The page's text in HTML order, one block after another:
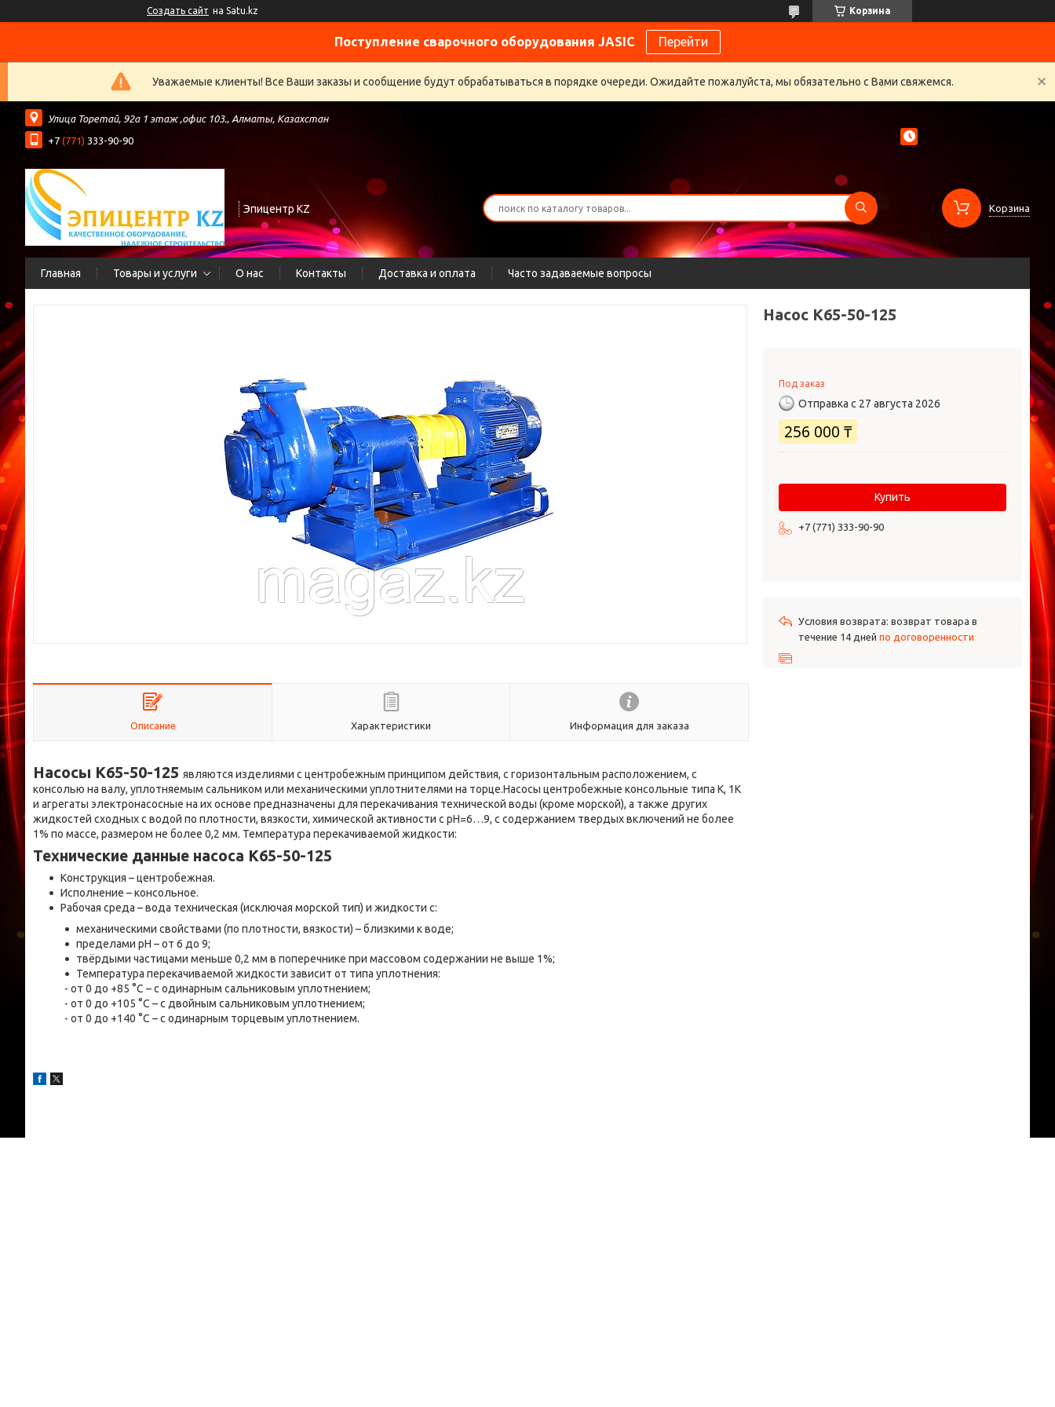
Создать сайт на Satu.kz Корзина
Поступление сварочного оборудования JASIC Перейти
Уважаемые клиенты! Все Ваши заказы и сообщение будут обрабатываться в порядке очереди. Ожидайте пожалуйста, мы обязательно с Вами свяжемся.
​Улица Торетай, 92а​ 1 этаж ,офис 103., Алматы, Казахстан
+7 (771) 333-90-90
Эпицентр KZ Корзина
Главная Товары и услуги О нас Контакты Доставка и оплата Часто задаваемые вопросы
Описание Характеристики Информация для заказа
Насосы К65-50-125 являются изделиями с центробежным принципом действия, с горизонтальным расположением, с
консолью на валу, уплотняемым сальником или механическими уплотнителями на торце.Насосы центробежные консольные типа К, 1К
и агрегаты электронасосные на их основе предназначены для перекачивания технической воды (кроме морской), а также других
жидкостей сходных с водой по плотности, вязкости, химической активности с рН=6…9, с содержанием твердых включений не более
1% по массе, размером не более 0,2 мм. Температура перекачиваемой жидкости:
Технические данные насоса К65-50-125
Конструкция – центробежная.
Исполнение – консольное.
Рабочая среда – вода техническая (исключая морской тип) и жидкости с:
механическими свойствами (по плотности, вязкости) – близкими к воде;
пределами рН – от 6 до 9;
твёрдыми частицами меньше 0,2 мм в поперечнике при массовом содержании не выше 1%;
Температура перекачиваемой жидкости зависит от типа уплотнения:
- от 0 до +85 °С – с одинарным сальниковым уплотнением;
- от 0 до +105 °С – с двойным сальниковым уплотнением;
- от 0 до +140 °С – с одинарным торцевым уплотнением.
Насос К65-50-125
Под заказ
Отправка с 27 августа 2026
256 000 ₸
Купить
+7 (771) 333-90-90
возврат товара в
течение 14 дней по договоренности